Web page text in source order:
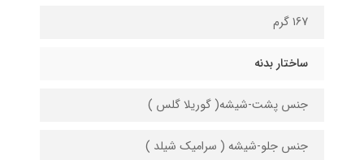
۱67 گرم
ساختار بدنه
جنس پشت-شیشه( گوریلا گلس )
جنس جلو-شیشه ( سرامیک شیلد )